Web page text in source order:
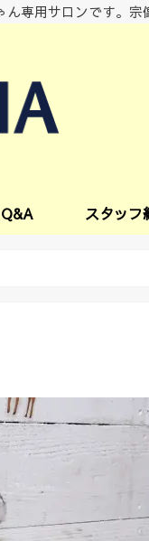
専用サロンです。宗
スタッフ